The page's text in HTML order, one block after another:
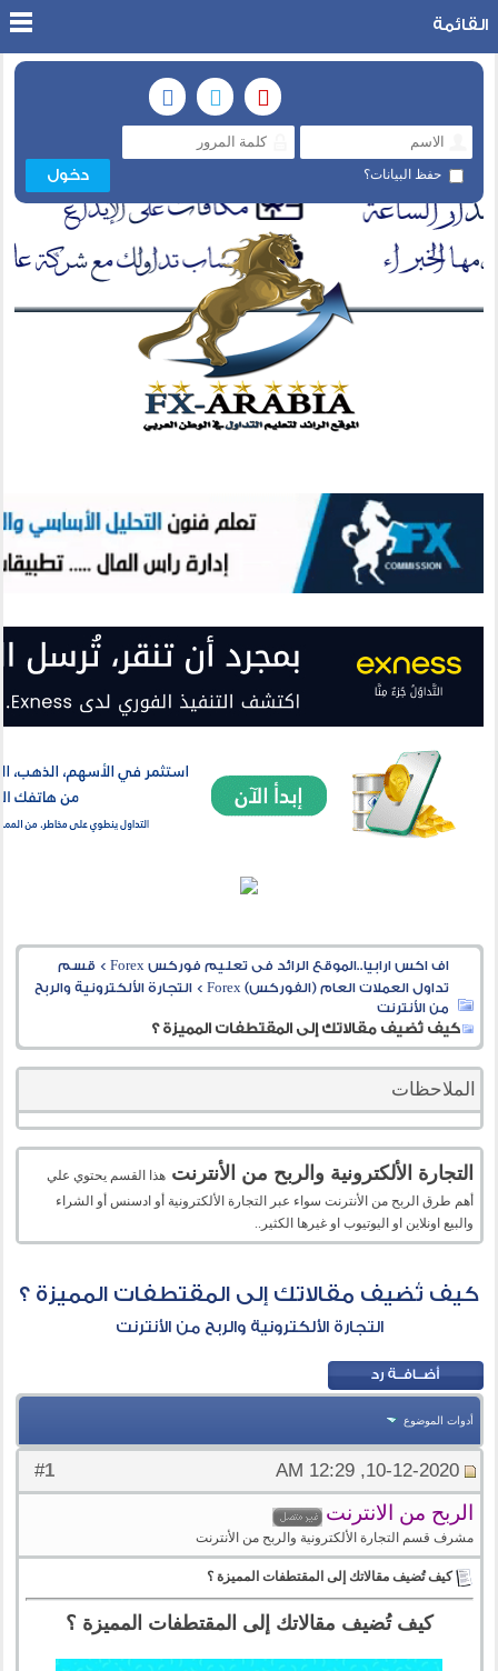
حفظ البيانات؟
القائمة
اف اكس ارابيا..الموقع الرائد فى تعليم فوركس Forex > قسم
تداول العملات العام (الفوركس) Forex
>التجارة الألكترونية والربح
من الأنترنت
كيف تُضيف مقالاتك إلى المقتطفات المميزة ؟
الملاحظات
التجارة الألكترونية والربح من الأنترنت هذا القسم يحتوي علي
أهم طرق الربح من الأنترنت سواء عبر التجارة الألكترونية أو ادسنس أو الشراء
والبيع اونلاين او اليوتيوب او غيرها الكثير..
كيف تُضيف مقالاتك إلى المقتطفات المميزة ؟
التجارة الألكترونية والربح من الأنترنت
أدوات الموضوع
#
1 10-12-2020, 12:29 AM
الربح من الانترنت
مشرف قسم التجارة الألكترونية والربح من الأنترنت
كيف تُضيف مقالاتك إلى المقتطفات المميزة ؟
كيف تُضيف مقالاتك إلى المقتطفات المميزة ؟